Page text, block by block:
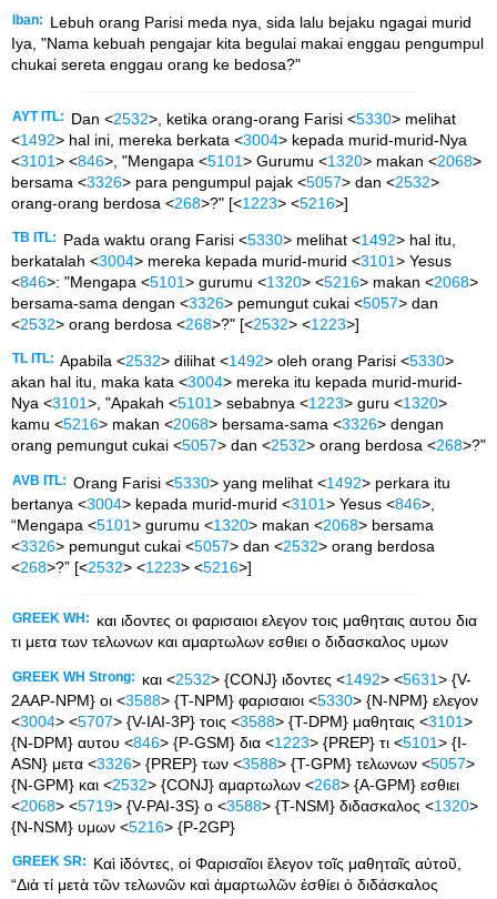
Iban:
Lebuh orang Parisi meda nya, sida lalu bejaku ngagai murid
Iya, "Nama kebuah pengajar kita begulai makai enggau pengumpul
chukai sereta enggau orang ke bedosa?"
AYT ITL: Dan <2532>, ketika orang-orang Farisi <5330> melihat
<1492> hal ini, mereka berkata <3004> kepada murid-murid-Nya
<3101> <846>, "Mengapa <5101> Gurumu <1320> makan <2068>
bersama <3326> para pengumpul pajak <5057> dan <2532>
orang-orang berdosa <268>?" [<1223> <5216>]
TB ITL: Pada waktu orang Farisi <5330> melihat <1492> hal itu,
berkatalah <3004> mereka kepada murid-murid <3101> Yesus
<846>: "Mengapa <5101> gurumu <1320> <5216> makan <2068>
bersama-sama dengan <3326> pemungut cukai <5057> dan
<2532> orang berdosa <268>?" [<2532> <1223>]
TL ITL: Apabila <2532> dilihat <1492> oleh orang Parisi <5330>
akan hal itu, maka kata <3004> mereka itu kepada murid-murid-
Nya <3101>, "Apakah <5101> sebabnya <1223> guru <1320>
kamu <5216> makan <2068> bersama-sama <3326> dengan
orang pemungut cukai <5057> dan <2532> orang berdosa <268>?"
AVB ITL: Orang Farisi <5330> yang melihat <1492> perkara itu
bertanya <3004> kepada murid-murid <3101> Yesus <846>,
“Mengapa <5101> gurumu <1320> makan <2068> bersama
<3326> pemungut cukai <5057> dan <2532> orang berdosa
<268>?” [<2532> <1223> <5216>]
GREEK WH:
και ιδοντες οι φαρισαιοι ελεγον τοις μαθηταις αυτου δια
τι μετα των τελωνων και αμαρτωλων εσθιει ο διδασκαλος υμων
GREEK WH Strong: και <2532> {CONJ} ιδοντες <1492> <5631> {V-
2AAP-NPM} οι <3588> {T-NPM} φαρισαιοι <5330> {N-NPM} ελεγον
<3004> <5707> {V-IAI-3P} τοις <3588> {T-DPM} μαθηταις <3101>
{N-DPM} αυτου <846> {P-GSM} δια <1223> {PREP} τι <5101> {I-
ASN} μετα <3326> {PREP} των <3588> {T-GPM} τελωνων <5057>
{N-GPM} και <2532> {CONJ} αμαρτωλων <268> {A-GPM} εσθιει
<2068> <5719> {V-PAI-3S} ο <3588> {T-NSM} διδασκαλος <1320>
{N-NSM} υμων <5216> {P-2GP}
GREEK SR:
Καὶ ἰδόντες, οἱ Φαρισαῖοι ἔλεγον τοῖς μαθηταῖς αὐτοῦ,
“Διὰ τί μετὰ τῶν τελωνῶν καὶ ἁμαρτωλῶν ἐσθίει ὁ διδάσκαλος